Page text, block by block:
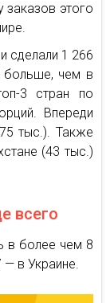
заказов этого
сделали 1 266
больше, чем в
3 стран по
Впереди
тыс.). Также
(43 тыс.)
всего
в более чем 8
— в Украине.